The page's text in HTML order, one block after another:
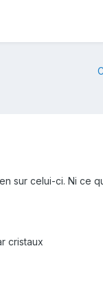
sur celui-ci. Ni ce
cristaux